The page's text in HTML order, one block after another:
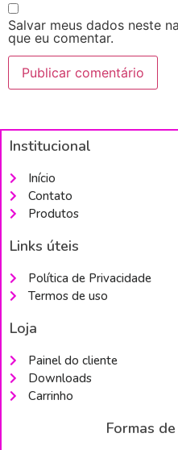
Salvar meus dados neste
que eu comentar.
Institucional
Início
Contato
Produtos
Links úteis
Política de Privacidade
Termos de uso
Loja
Painel do cliente
Downloads
Carrinho
Formas